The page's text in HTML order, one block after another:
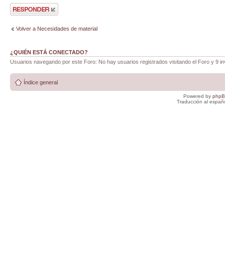
Publicar una
respuesta
Volver a Necesidades de material
¿QUIÉN ESTÁ CONECTADO?
Usuarios navegando por este Foro: No hay usuarios registrados visitando el Foro y 9
Índice general
Powered by
Traducción al